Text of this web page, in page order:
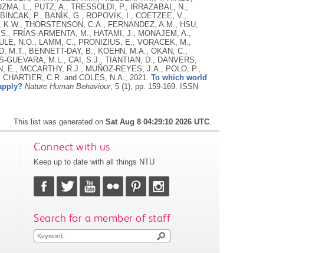
L., PUTZ, A., TRESSOLDI, P., IRRAZABAL, N.,
P., BANÍK, G., ROPOVIK, I., COETZEE, V.,
THORSTENSON, C.A., FERNANDEZ, A.M., HSU,
FRÍAS-ARMENTA, M., HATAMI, J., MONAJEM, A.,
N.O., LAMM, C., PRONIZIUS, E., VORACEK, M.,
M.T., BENNETT-DAY, B., KOEHN, M.A., OKAN, C.,
GUEVARA, M.L., CAI, S.J., TIANTIAN, D., DANVERS,
MCCARTHY, R.J., MUÑOZ-REYES, J.A., POLO, P.,
C.R. and COLES, N.A., 2021. To which world
Nature Human Behaviour, 5 (1), pp. 159-169.
ISSN
This list was generated onSat Aug 8 04:29:10 2026 UTC
Connect with us
Keep up to date with all things NTU
Search for a member of staff